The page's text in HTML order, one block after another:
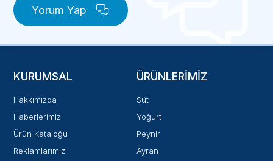
Yorum Yap
KURUMSAL
Hakkımızda
Haberlerimiz
Ürün Kataloğu
Reklamlarımız
ÜRÜNLERIMIZ
Süt
Yoğurt
Peynir
Ayran